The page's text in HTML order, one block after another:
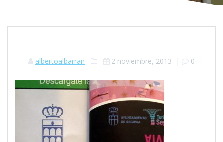
albertoalbarran 2 noviembre, 2013 | 0